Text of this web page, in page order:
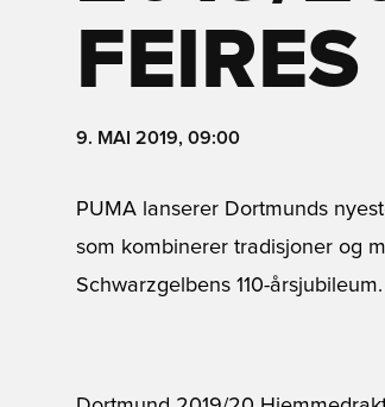
FEIRES
9. MAI 2019, 09:00
PUMA lanserer Dortmunds
som kombinerer tradisjoner og
Schwarzgelbens 110-årsjubileum.